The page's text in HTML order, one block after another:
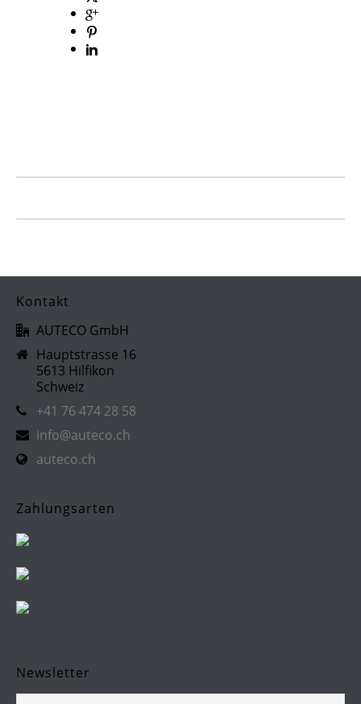
Kontakt
AUTECO GmbH
Hauptstrasse 16
5613 Hilfikon
Schweiz
+41 76 474 28 58
info@auteco.ch
auteco.ch
Zahlungsarten
Newsletter